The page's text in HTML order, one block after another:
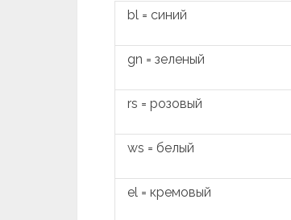
bl = синий
gn = зеленый
rs = розовый
ws = белый
el = кремовый